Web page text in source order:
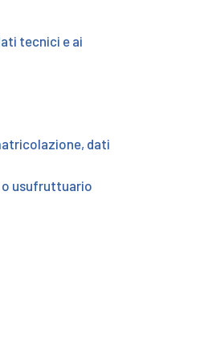
tecnici e ai
dati
usufruttuario